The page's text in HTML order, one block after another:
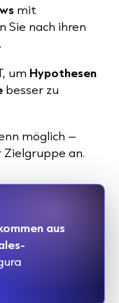
mit
Sie nach ihren
um Hypothesen
besser zu
möglich –
Zielgruppe an.
aus